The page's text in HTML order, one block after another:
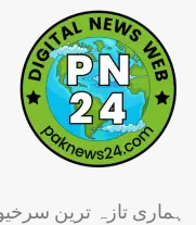
ہماری تازہ ترین